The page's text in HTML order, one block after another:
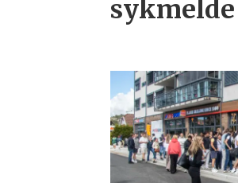
sykmelde